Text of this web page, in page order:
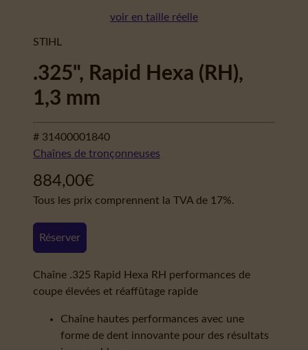
voir en taille réelle
STIHL
.325", Rapid Hexa (RH),
1,3 mm
# 31400001840
Chaînes de tronçonneuses
884,00€
Tous les prix comprennent la TVA de 17%.
Réserver
Chaîne .325 Rapid Hexa RH performances de
coupe élevées et réaffûtage rapide
Chaîne hautes performances avec une
forme de dent innovante pour des résultats